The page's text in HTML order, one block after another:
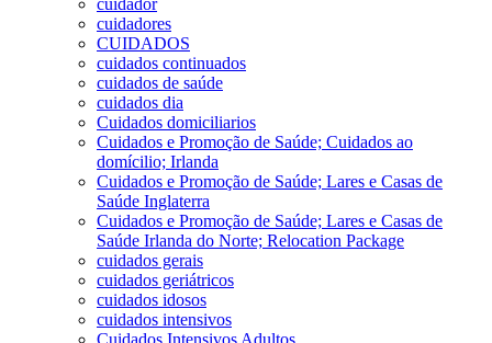
cuidadores
CUIDADOS
cuidados continuados
cuidados de saúde
cuidados dia
Cuidados domiciliarios
Cuidados e Promoção de Saúde; Cuidados ao
domícilio; Irlanda
Cuidados e Promoção de Saúde; Lares e Casas de
Saúde Inglaterra
Cuidados e Promoção de Saúde; Lares e Casas de
Saúde Irlanda do Norte; Relocation Package
cuidados gerais
cuidados geriátricos
cuidados idosos
cuidados intensivos
Cuidados Intensivos Adultos